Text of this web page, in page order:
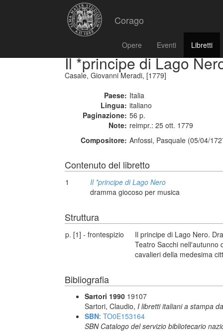
Corago
Opere Eventi Libretti
Il *principe di Lago
Casale, Giovanni Meradi, [1779]
Paese: Italia
Lingua: italiano
Paginazione: 56 p.
Note: reimpr.: 25 ott. 1779
Compositore: Anfossi, Pasquale (05/04/
Contenuto del libretto
1
Il *principe di Lago Nero
dramma giocoso per musica
Struttura
p. [1] - frontespizio
Il principe di Lago Nero.
Teatro Sacchi nell'autunno
cavalieri della medesima
Bibliografia
Sartori 1990 19107
Sartori, Claudio, I libretti italiani a stampa
SBN: TO0E153164
SBN Catalogo del servizio bibliotecario